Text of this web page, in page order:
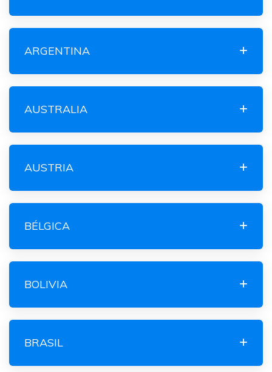
ARGENTINA
AUSTRALIA
AUSTRIA
BÉLGICA
BOLIVIA
BRASIL